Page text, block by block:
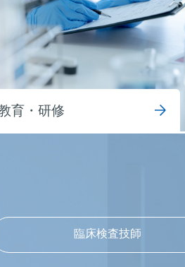
育・研修
臨床検査技師